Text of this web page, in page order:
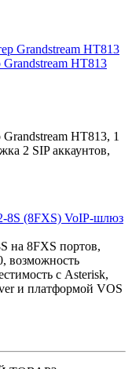
HT813
HT813, 1
2 SIP аккаунтов,
VoIP-шлюз
на 8FXS портов,
возможность
с Asterisk,
и платформой VOS